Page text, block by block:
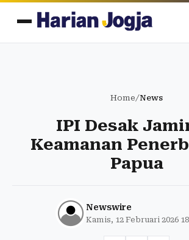
Home/News
IPI Desak
Keamanan
Papua
Newswire
Kamis, 12 Februari 2026